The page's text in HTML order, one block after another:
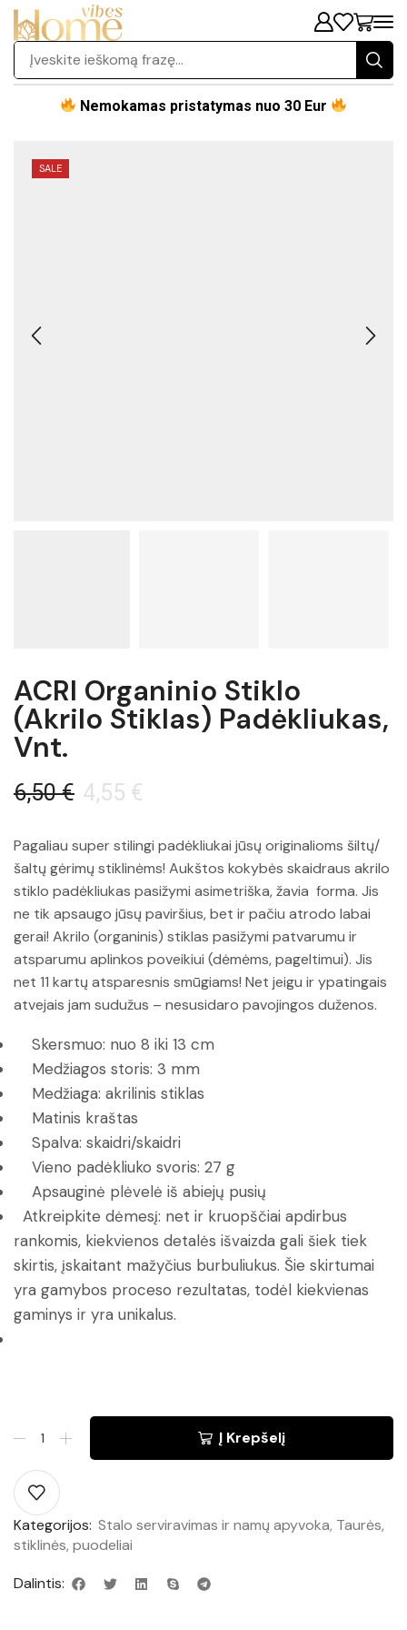
Nemokamas pristatymas nuo 30 Eur
SALE
ACRI Organinio Stiklo
(akrilo Stiklas) Padėkliukas,
Vnt.
6,50€ 4,55 €
Pagaliau super stilingi padėkliukai jūsų originalioms šiltų/
šaltų gėrimų stiklinėms! Aukštos kokybės skaidraus akrilo
stiklo padėkliukas pasižymi asimetriška, žavia forma. Jis
ne tik apsaugo jūsų paviršius, bet ir pačiu atrodo labai
gerai! Akrilo (organinis) stiklas pasižymi patvarumu ir
atsparumu aplinkos poveikiui (dėmėms, pageltimui). Jis
net 11 kartų atsparesnis smūgiams! Net jeigu ir ypatingais
atvejais jam sudužus – nesusidaro pavojingos duženos.
Skersmuo: nuo 8 iki 13 cm
Medžiagos storis: 3 mm
Medžiaga: akrilinis stiklas
Matinis kraštas
Spalva: skaidri/skaidri
Vieno padėkliuko svoris: 27 g
Apsauginė plėvelė iš abiejų pusių
Atkreipkite dėmesį: net ir kruopščiai apdirbus
rankomis, kiekvienos detalės išvaizda gali šiek tiek
skirtis, įskaitant mažyčius burbuliukus. Šie skirtumai
yra gamybos proceso rezultatas, todėl kiekvienas
gaminys ir yra unikalus.
Į Krepšelį
Kategorijos: Stalo serviravimas ir namų apyvoka, Taurės,
stiklinės, puodeliai
Dalintis: